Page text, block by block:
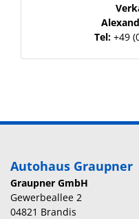
Tel: +49
Autohaus Graupner
Graupner GmbH
Gewerbeallee 2
04821 Brandis